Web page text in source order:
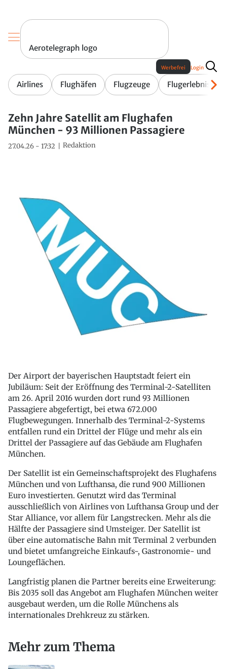
Aerotelegraph logo
Airlines Flughäfen Flugzeuge Flugerlebnis
Werbefrei Login
Zehn Jahre Satellit am Flughafen
München - 93 Millionen Passagiere
27.04.26 - 17:32 Redaktion
Der Airport der bayerischen Hauptstadt feiert ein
Jubiläum: Seit der Eröffnung des Terminal-2-Satelliten
am 26. April 2016 wurden dort rund 93 Millionen
Passagiere abgefertigt, bei etwa 672.000
Flugbewegungen. Innerhalb des Terminal-2-Systems
entfallen rund ein Drittel der Flüge und mehr als ein
Drittel der Passagiere auf das Gebäude am Flughafen
München.
Der Satellit ist ein Gemeinschaftsprojekt des Flughafens
München und von Lufthansa, die rund 900 Millionen
Euro investierten. Genutzt wird das Terminal
ausschließlich von Airlines von Lufthansa Group und der
Star Alliance, vor allem für Langstrecken. Mehr als die
Hälfte der Passagiere sind Umsteiger. Der Satellit ist
über eine automatische Bahn mit Terminal 2 verbunden
und bietet umfangreiche Einkaufs-, Gastronomie- und
Loungeflächen.
Langfristig planen die Partner bereits eine Erweiterung:
Bis 2035 soll das Angebot am Flughafen München weiter
ausgebaut werden, um die Rolle Münchens als
internationales Drehkreuz zu stärken.
Mehr zum Thema